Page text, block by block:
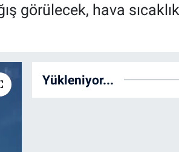
görülecek, hava
Yükleniyor...